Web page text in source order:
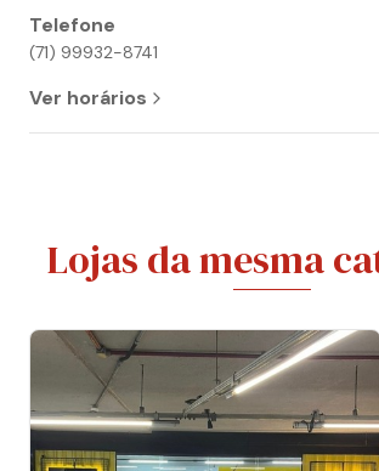
Telefone
(71) 99932-8741
Ver horários
Lojas da mesma